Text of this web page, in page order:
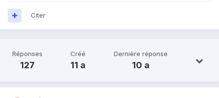
Citer
Réponses
127
Créé
11 a
Dernière réponse
10 a